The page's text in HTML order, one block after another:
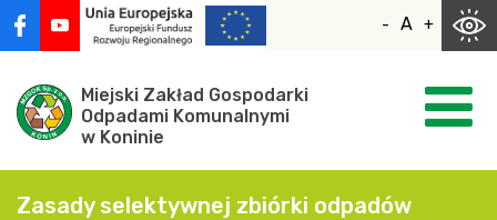
Skocz
do
zawartości
- A +
Miejski Zakład Gospodarki
Odpadami Komunalnymi
w Koninie
Zasady selektywnej zbiórki odpadów